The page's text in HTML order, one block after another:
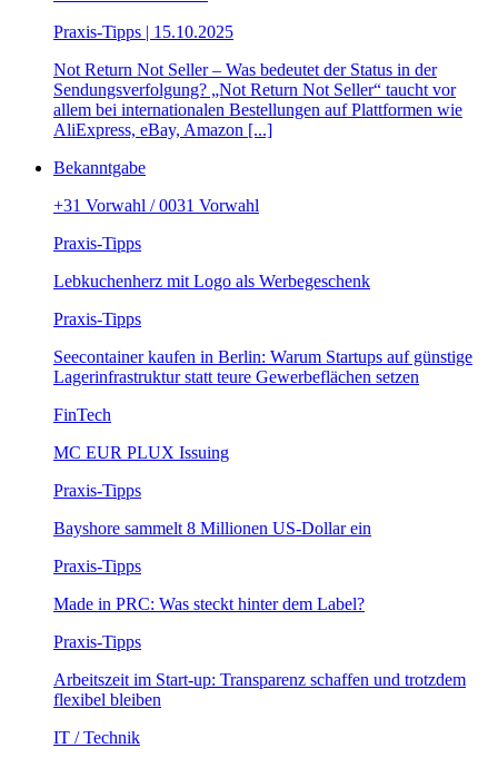
Praxis-Tipps | 15.10.2025
Not Return Not Seller – Was bedeutet der Status in der
Sendungsverfolgung? „Not Return Not Seller“ taucht vor
allem bei internationalen Bestellungen auf Plattformen wie
AliExpress, eBay, Amazon [...]
Bekanntgabe
+31 Vorwahl / 0031 Vorwahl
Praxis-Tipps
Lebkuchenherz mit Logo als Werbegeschenk
Praxis-Tipps
Seecontainer kaufen in Berlin: Warum Startups auf günstige
Lagerinfrastruktur statt teure Gewerbeflächen setzen
FinTech
MC EUR PLUX Issuing
Praxis-Tipps
Bayshore sammelt 8 Millionen US-Dollar ein
Praxis-Tipps
Made in PRC: Was steckt hinter dem Label?
Praxis-Tipps
Arbeitszeit im Start-up: Transparenz schaffen und trotzdem
flexibel bleiben
IT / Technik